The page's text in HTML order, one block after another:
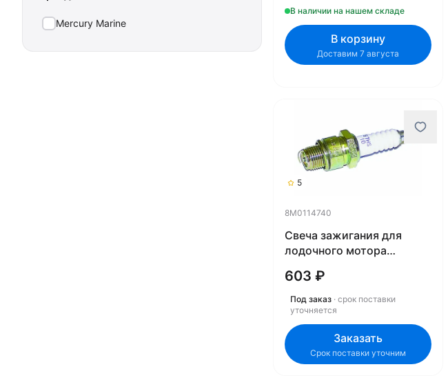
Mercury Marine
В наличии на нашем складе
В корзину
Доставим 7 августа
5
8M0114740
Свеча зажигания для
лодочного мотора
603 ₽
Под заказ · срок поставки
уточняется
Заказать
Срок поставки уточним